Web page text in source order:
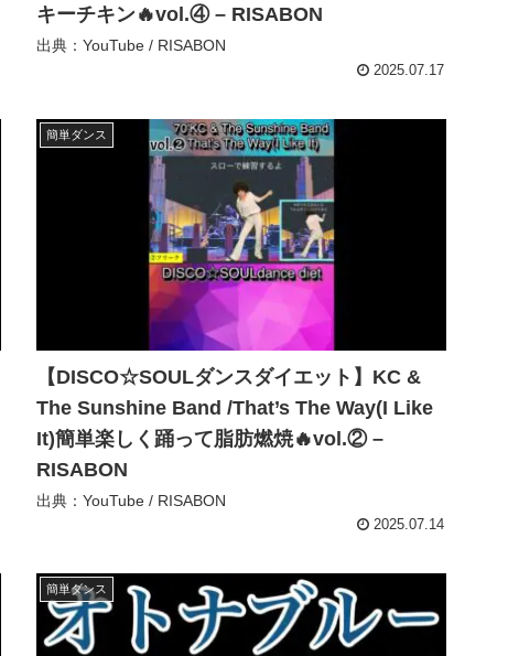
キーチキン🔥vol.④ – RISABON
出典：YouTube / RISABON
2025.07.17
簡単ダンス
【DISCO☆SOULダンスダイエット】KC &
The Sunshine Band /That’s The Way(I Like
It)簡単楽しく踊って脂肪燃焼🔥vol.② –
RISABON
出典：YouTube / RISABON
2025.07.14
簡単ダンス